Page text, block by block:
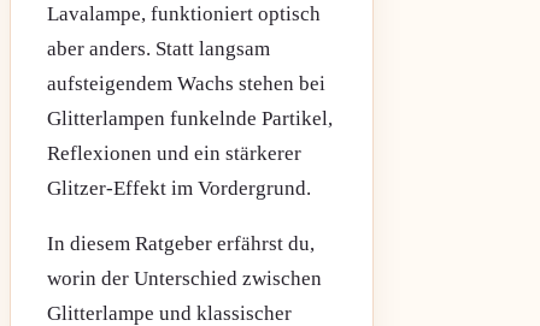
Lavalampe, funktioniert optisch
aber anders. Statt langsam
aufsteigendem Wachs stehen bei
Glitterlampen funkelnde Partikel,
Reflexionen und ein stärkerer
Glitzer-Effekt im Vordergrund.
In diesem Ratgeber erfährst du,
worin der Unterschied zwischen
Glitterlampe und klassischer